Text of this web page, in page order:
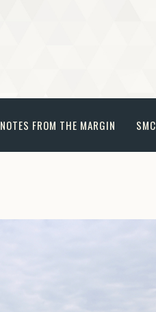
NOTES FROM THE MARGIN SMC